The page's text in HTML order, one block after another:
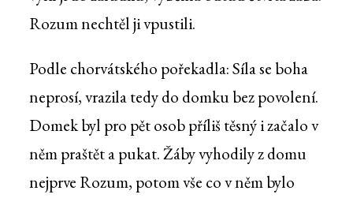
Rozum nechtěl ji vpustili.
Podle chorvátského pořekadla: Síla se boha
neprosí, vrazila tedy do domku bez povolení.
Domek byl pro pět osob příliš těsný i začalo v
něm praštět a pukat. Žáby vyhodily z domu
nejprve Rozum, potom vše co v něm bylo